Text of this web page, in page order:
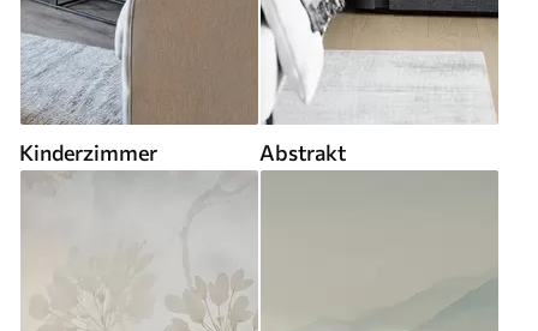
Kinderzimmer Abstrakt